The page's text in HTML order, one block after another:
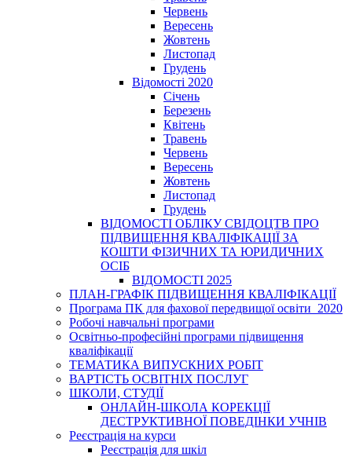
Червень
Вересень
Жовтень
Листопад
Грудень
Відомості 2020
Січень
Березень
Квітень
Травень
Червень
Вересень
Жовтень
Листопад
Грудень
ВІДОМОСТІ ОБЛІКУ СВІДОЦТВ ПРО
ПІДВИЩЕННЯ КВАЛІФІКАЦІЇ ЗА
КОШТИ ФІЗИЧНИХ ТА ЮРИДИЧНИХ
ОСІБ
ВІДОМОСТІ 2025
ПЛАН-ГРАФІК ПІДВИЩЕННЯ КВАЛІФІКАЦІЇ
Програма ПК для фахової передвищої освіти_2020
Робочі навчальні програми
Освітньо-професійні програми підвищення
кваліфікації
ТЕМАТИКА ВИПУСКНИХ РОБІТ
ВАРТІСТЬ ОСВІТНІХ ПОСЛУГ
ШКОЛИ, СТУДІЇ
ОНЛАЙН-ШКОЛА КОРЕКЦІЇ
ДЕСТРУКТИВНОЇ ПОВЕДІНКИ УЧНІВ
Реєстрація на курси
Реєстрація для шкіл